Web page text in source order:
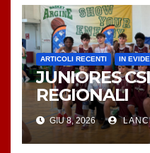
ARTICOLI RECENTI IN
JUNIORES
REGIONALI
GIU 8, 2026